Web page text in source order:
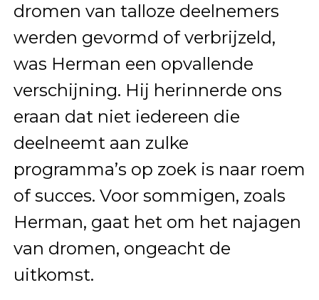
dromen van talloze deelnemers
werden gevormd of verbrijzeld,
was Herman een opvallende
verschijning. Hij herinnerde ons
eraan dat niet iedereen die
deelneemt aan zulke
programma’s op zoek is naar roem
of succes. Voor sommigen, zoals
Herman, gaat het om het najagen
van dromen, ongeacht de
uitkomst.